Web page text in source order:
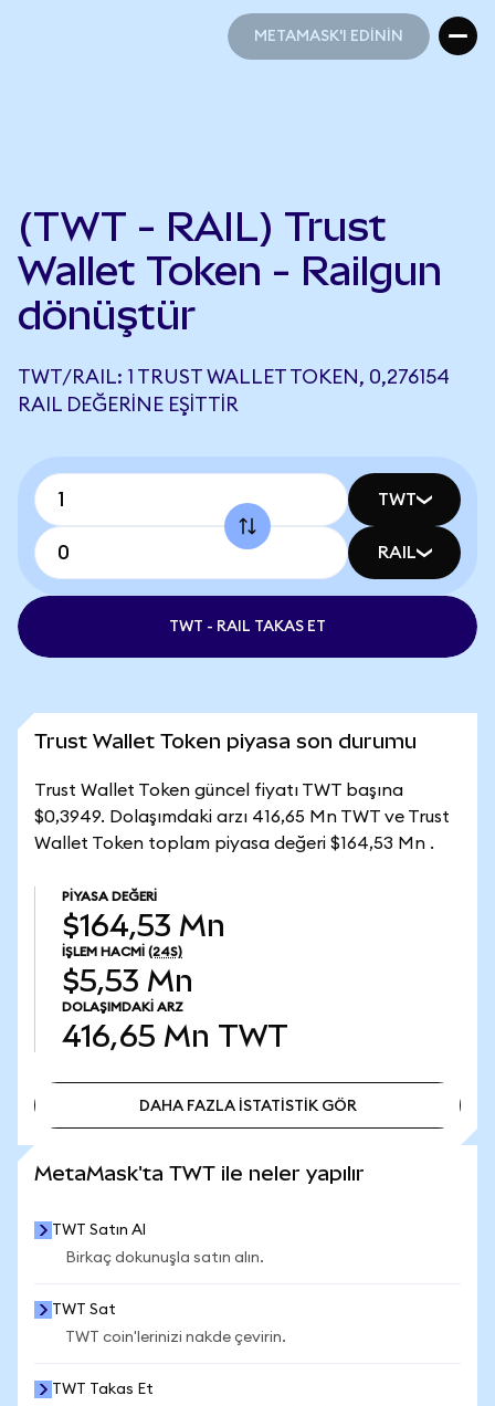
METAMASK'I EDİNİN
(TWT - RAIL) Trust
Wallet Token - Railgun
dönüştür
TWT/RAIL: 1 TRUST WALLET TOKEN, 0,276154
RAIL DEĞERINE EŞITTIR
TWT
RAIL
TWT - RAIL TAKAS ET
Trust Wallet Token piyasa son durumu
Trust Wallet Token güncel fiyatı TWT başına
$0,3949. Dolaşımdaki arzı 416,65 Mn TWT ve Trust
Wallet Token toplam piyasa değeri $164,53 Mn .
PIYASA DEĞERI
$164,53 Mn
İŞLEM HACMI (24S)
$5,53 Mn
DOLAŞIMDAKI ARZ
416,65 Mn TWT
DAHA FAZLA İSTATİSTİK GÖR
MetaMask'ta TWT ile neler yapılır
TWT Satın Al
Birkaç dokunuşla satın alın.
TWT Sat
TWT coin'lerinizi nakde çevirin.
TWT Takas Et